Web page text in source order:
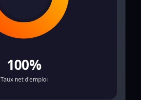
100%
Taux net d'emploi